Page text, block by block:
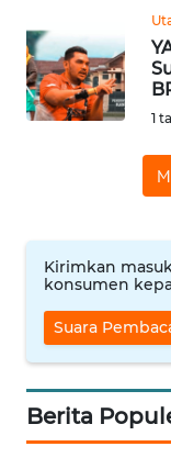
1
Kirimkan
konsumen
Suara
Berita
CIREBON
WN
INDRAMAYU
WN
MAJALENGKA
WN
SUBANG
WN